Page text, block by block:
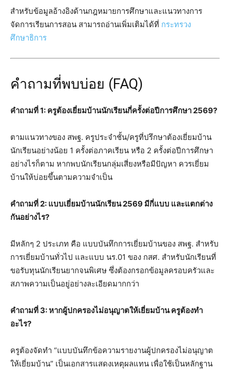
สำหรับข้อมูลอ้างอิงด้านกฎหมายการศึกษาและแนวทางการ
จัดการเรียนการสอน สามารถอ่านเพิ่มเติมได้ที่ กระทรวง
ศึกษาธิการ
คำถามที่พบบ่อย (FAQ)
คำถามที่ 1: ครูต้องเยี่ยมบ้านนักเรียนกี่ครั้งต่อปีการศึกษา 2569?
ตามแนวทางของ สพฐ. ครูประจำชั้น/ครูที่ปรึกษาต้องเยี่ยมบ้าน
นักเรียนอย่างน้อย 1 ครั้งต่อภาคเรียน หรือ 2 ครั้งต่อปีการศึกษา
อย่างไรก็ตาม หากพบนักเรียนกลุ่มเสี่ยงหรือมีปัญหา ควรเยี่ยม
บ้านให้บ่อยขึ้นตามความจำเป็น
คำถามที่ 2: แบบเยี่ยมบ้านนักเรียน 2569 มีกี่แบบ และแตกต่าง
กันอย่างไร?
มีหลักๆ 2 ประเภท คือ แบบบันทึกการเยี่ยมบ้านของ สพฐ. สำหรับ
การเยี่ยมบ้านทั่วไป และแบบ นร.01 ของ กสศ. สำหรับนักเรียนที่
ขอรับทุนนักเรียนยากจนพิเศษ ซึ่งต้องกรอกข้อมูลครอบครัวและ
สภาพความเป็นอยู่อย่างละเอียดมากกว่า
คำถามที่ 3: หากผู้ปกครองไม่อนุญาตให้เยี่ยมบ้าน ครูต้องทำ
อะไร?
ครูต้องจัดทำ “แบบบันทึกข้อความรายงานผู้ปกครองไม่อนุญาต
ให้เยี่ยมบ้าน” เป็นเอกสารแสดงเหตุผลแทน เพื่อใช้เป็นหลักฐาน